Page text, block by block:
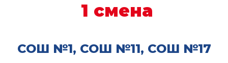
1 смена
СОШ №1, СОШ №11, СОШ №17